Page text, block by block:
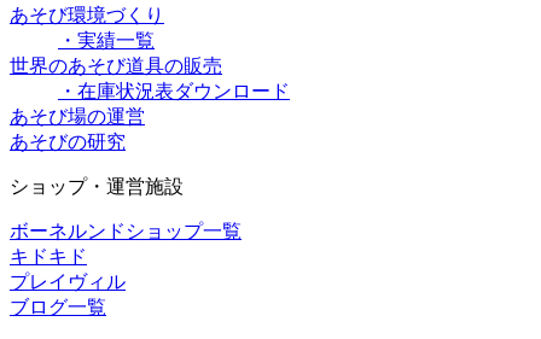
あそび環境づくり
・実績一覧
世界のあそび道具の販売
・在庫状況表ダウンロード
あそび場の運営
あそびの研究
ショップ・運営施設
ボーネルンドショップ一覧
キドキド
プレイヴィル
ブログ一覧